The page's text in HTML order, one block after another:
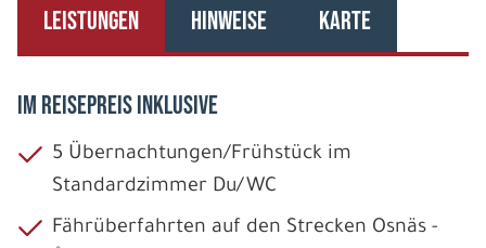
LEISTUNGEN HINWEISE KARTE
IM REISEPREIS INKLUSIVE
5 Übernachtungen/Frühstück im
Standardzimmer Du/WC
Fährüberfahrten auf den Strecken Osnäs -